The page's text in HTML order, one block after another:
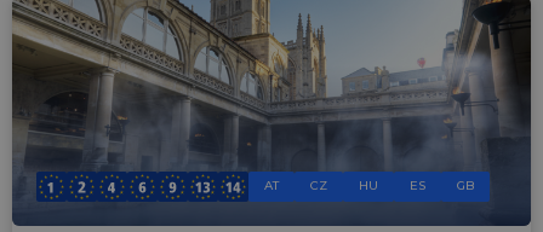
AT CZ HU ES GB